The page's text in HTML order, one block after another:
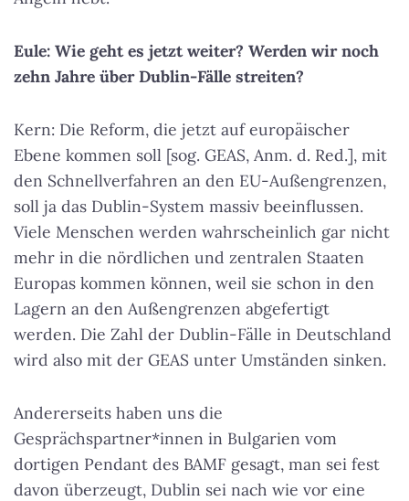
Eule: Wie geht es jetzt weiter? Werden wir noch
zehn Jahre über Dublin-Fälle streiten?
Kern: Die Reform, die jetzt auf europäischer
Ebene kommen soll [sog. GEAS, Anm. d. Red.], mit
den Schnellverfahren an den EU-Außengrenzen,
soll ja das Dublin-System massiv beeinflussen.
Viele Menschen werden wahrscheinlich gar nicht
mehr in die nördlichen und zentralen Staaten
Europas kommen können, weil sie schon in den
Lagern an den Außengrenzen abgefertigt
werden. Die Zahl der Dublin-Fälle in Deutschland
wird also mit der GEAS unter Umständen sinken.
Andererseits haben uns die
Gesprächspartner*innen in Bulgarien vom
dortigen Pendant des BAMF gesagt, man sei fest
davon überzeugt, Dublin sei nach wie vor eine